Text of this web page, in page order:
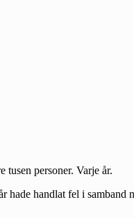
personer. Varje år.
handlat fel i samband